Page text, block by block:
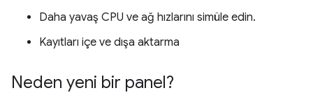
Daha yavaş CPU ve ağ hızlarını simüle edin.
Kayıtları içe ve dışa aktarma
Neden yeni bir panel?